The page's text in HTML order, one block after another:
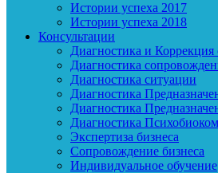
Истории успеха 2017
Истории успеха 2018
Консультации
Диагностика и Коррекция
Диагностика
Диагностика ситуации
Диагностика
Диагностика
Диагностика
Экспертиза бизнеса
Сопровождение бизнеса
Индивидуальное обучение